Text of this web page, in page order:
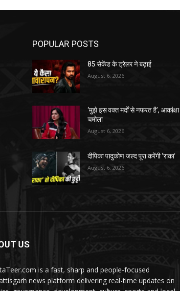
POPULAR POSTS
85 सेकेंड के ट्रेलर ने बढ़ाई
August 6, 2026
‘मुझे इस वक्त मर्दों से नफरत है’, आकांक्षा
चमोला
August 6, 2026
दीपिका पादुकोण जल्द पूरा करेंगी ‘राका’
August 6, 2026
US
is a fast, sharp and people-focused
news platform delivering real-time updates on